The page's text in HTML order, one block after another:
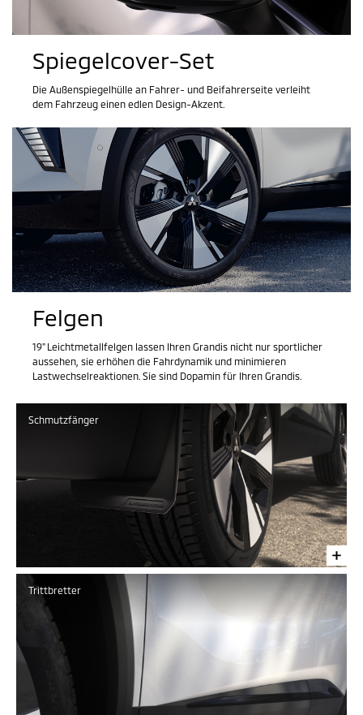
Spiegelcover-Set
Die Außenspiegelhülle an Fahrer- und Beifahrerseite verleiht
dem Fahrzeug einen edlen Design-Akzent.
Felgen
19" Leichtmetallfelgen lassen Ihren Grandis nicht nur sportlicher
aussehen, sie erhöhen die Fahrdynamik und minimieren
Lastwechselreaktionen. Sie sind Dopamin für Ihren Grandis.
Schmutzfänger
Trittbretter